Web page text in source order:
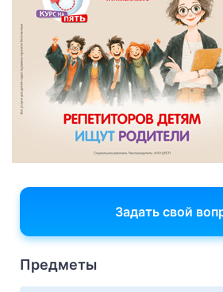
Задать свой
Предметы